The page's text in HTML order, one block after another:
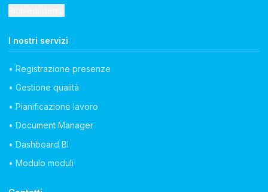
I nostri servizi
• Registrazione presenze
• Gestione qualità
• Pianificazione lavoro
• Document Manager
• Dashboard BI
• Modulo moduli